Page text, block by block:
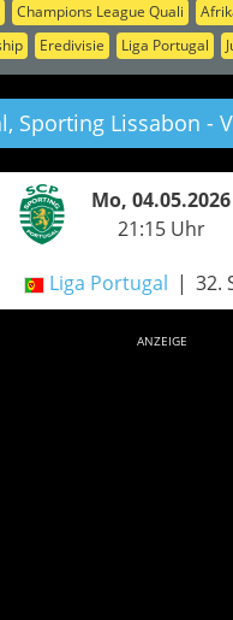
Champions League Quali
Eredivisie Liga Portugal
Sporting Lissabon -
Mo, 04.05.2026
21:15 Uhr
Liga Portugal 32.
ANZEIGE